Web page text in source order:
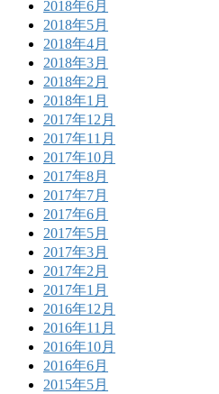
2018年6月
2018年5月
2018年4月
2018年3月
2018年2月
2018年1月
2017年12月
2017年11月
2017年10月
2017年8月
2017年7月
2017年6月
2017年5月
2017年3月
2017年2月
2017年1月
2016年12月
2016年11月
2016年10月
2016年6月
2015年5月